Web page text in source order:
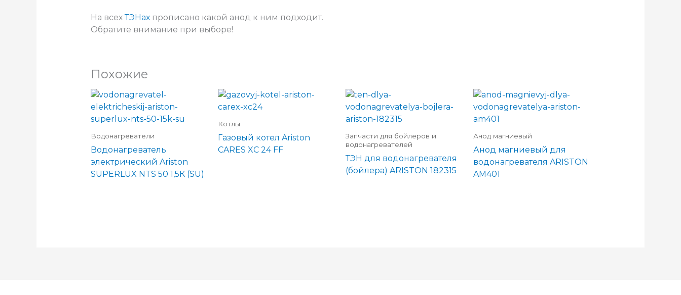
На всехТЭНахпрописано какой анод к ним подходит.
Обратите внимание при выборе!
Похожие
Водонагреватели
Водонагреватель
электрический Ariston
SUPERLUX NTS 50 1,5К (SU)
Котлы
Газовый котел Ariston
CARES XC 24 FF
Запчасти для бойлеров и
водонагревателей
ТЭН для водонагревателя
(бойлера) ARISTON 182315
Анод магниевый
Анод магниевый для
водонагревателя ARISTON
AM401